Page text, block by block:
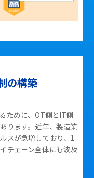
の構築
ために、OT側とIT側
ります。近年、製造業
スが急増しており、1
チェーン全体にも波及